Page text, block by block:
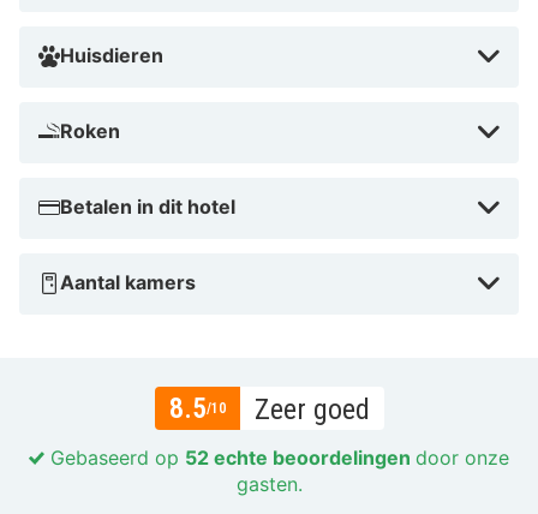
Huisdieren
Roken
Betalen in dit hotel
Aantal kamers
8.5/10 Zeer goed
Gebaseerd op 52 echte beoordelingen door onze
gasten.